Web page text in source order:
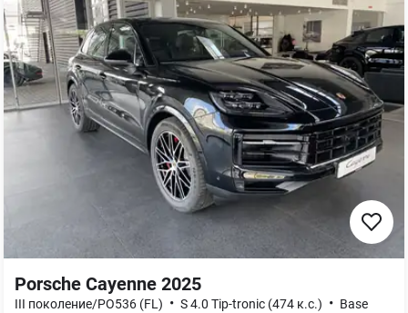
Porsche Cayenne 2025
III поколение/PO536 (FL) • S 4.0 Tip-tronic (474 к.с.) • Base